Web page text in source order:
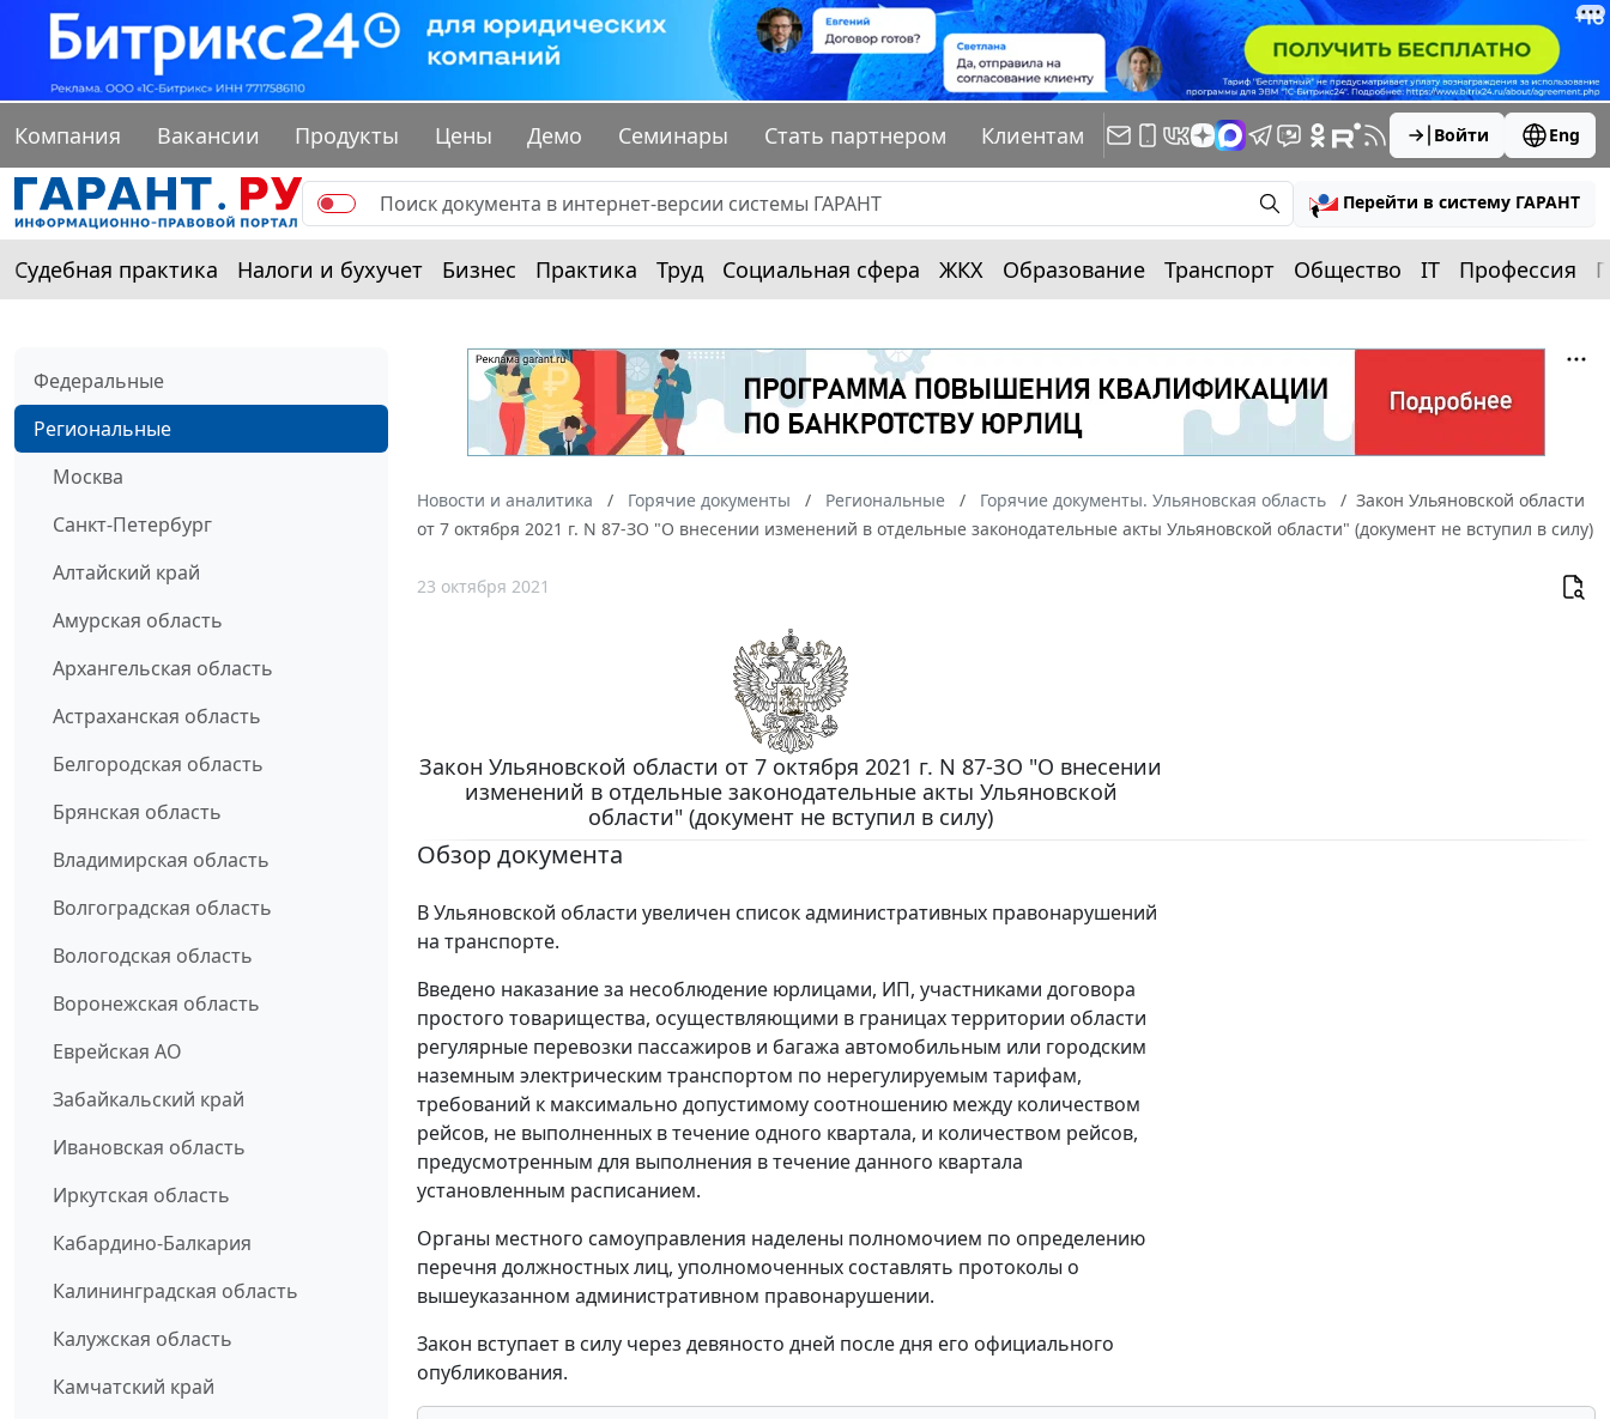
Компания Вакансии Продукты Цены Демо Семинары Стать партнером Клиентам Войти Eng
Перейти в систему ГАРАНТ
Судебная практика Налоги и бухучет Бизнес Практика Труд Социальная сфера ЖКХ Образование Транспорт Общество IT Профессия
Федеральные
Региональные
Москва
Санкт-Петербург
Алтайский край
Амурская область
Архангельская область
Астраханская область
Белгородская область
Брянская область
Владимирская область
Волгоградская область
Вологодская область
Воронежская область
Еврейская АО
Забайкальский край
Ивановская область
Иркутская область
Кабардино-Балкария
Калининградская область
Калужская область
Камчатский край
Новости и аналитика Горячие документы Региональные Горячие документы. Ульяновская область
Закон Ульяновской области
от 7 октября 2021 г. N 87-ЗО "О внесении изменений в отдельные законодательные акты Ульяновской области" (документ не вступил в силу)
23 октября 2021
Закон Ульяновской области от 7 октября 2021 г. N 87-ЗО "О внесении
изменений в отдельные законодательные акты Ульяновской
области" (документ не вступил в силу)
Обзор документа
В Ульяновской области увеличен список административных правонарушений
на транспорте.
Введено наказание за несоблюдение юрлицами, ИП, участниками договора
простого товарищества, осуществляющими в границах территории области
регулярные перевозки пассажиров и багажа автомобильным или городским
наземным электрическим транспортом по нерегулируемым тарифам,
требований к максимально допустимому соотношению между количеством
рейсов, не выполненных в течение одного квартала, и количеством рейсов,
предусмотренным для выполнения в течение данного квартала
установленным расписанием.
Органы местного самоуправления наделены полномочием по определению
перечня должностных лиц, уполномоченных составлять протоколы о
вышеуказанном административном правонарушении.
Закон вступает в силу через девяносто дней после дня его официального
опубликования.